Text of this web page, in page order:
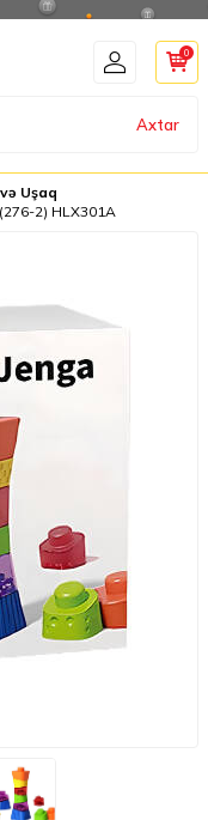
Axtar
0
Uşaq
2) HLX301A